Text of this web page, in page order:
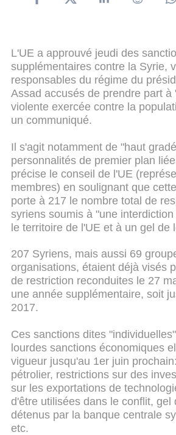
L'UE a approuvé jeudi des
supplémentaires contre la Syrie,
responsables du régime du
Assad accusés de prendre part à
violente exercée contre la
un communiqué.
Il s'agit notamment de "haut
personnalités de premier plan
précise le conseil de l'UE
membres) en soulignant que
porte à 217 le nombre total de
syriens soumis à "une
le territoire de l'UE et à un gel de
207 Syriens, mais aussi 69
organisations, étaient déjà visés
de restriction reconduites le 27
une année supplémentaire, soit
2017.
Ces sanctions dites
lourdes sanctions économiques
vigueur jusqu'au 1er juin
pétrolier, restrictions sur des
sur les exportations de
d'être utilisées dans le conflit, gel
détenus par la banque centrale
etc.